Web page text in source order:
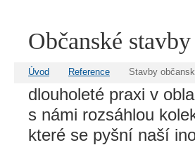
Úvod Reference Stavby
Občanské stavby
S hrdostí vám
dlouholeté praxi v
s námi rozsáhlou
které se pyšní naší